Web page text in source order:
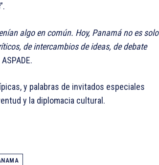
”.
algo en común. Hoy, Panamá no es solo
de intercambios de ideas, de debate
y palabras de invitados especiales
y la diplomacia cultural.